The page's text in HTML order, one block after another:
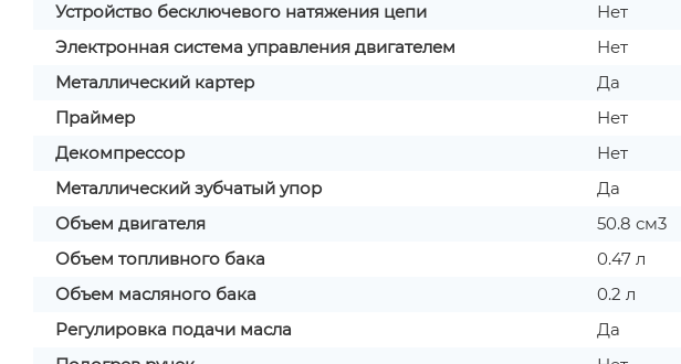
Устройство бесключевого натяжения цепи
Нет
Электронная система управления двигателем
Нет
Металлический картер
Да
Праймер
Нет
Декомпрессор
Нет
Металлический зубчатый упор
Да
Объем двигателя
50.8 см3
Объем топливного бака
0.47 л
Объем масляного бака
0.2 л
Регулировка подачи масла
Да